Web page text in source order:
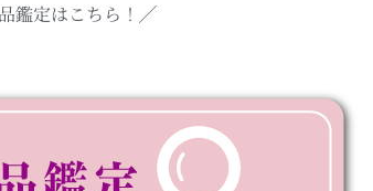
鑑定はこちら！╱